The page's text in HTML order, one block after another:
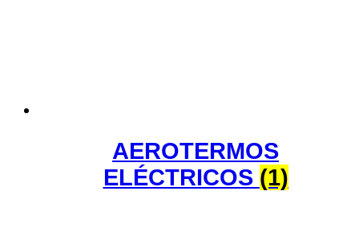
AEROTERMOS
ELÉCTRICOS (1)